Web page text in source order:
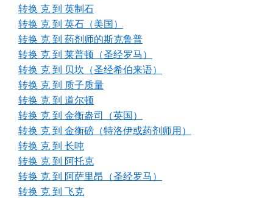
转换 克 到 英制石
转换 克 到 英石（美国）
转换 克 到 药剂师的斯克鲁普
转换 克 到 莱普顿（圣经罗马）
转换 克 到 贝坎（圣经希伯来语）
转换 克 到 质子质量
转换 克 到 道尔顿
转换 克 到 金衡盎司（英国）
转换 克 到 金衡磅（特洛伊或药剂师用）
转换 克 到 长吨
转换 克 到 阿托克
转换 克 到 阿萨里昂（圣经罗马）
转换 克 到 飞克